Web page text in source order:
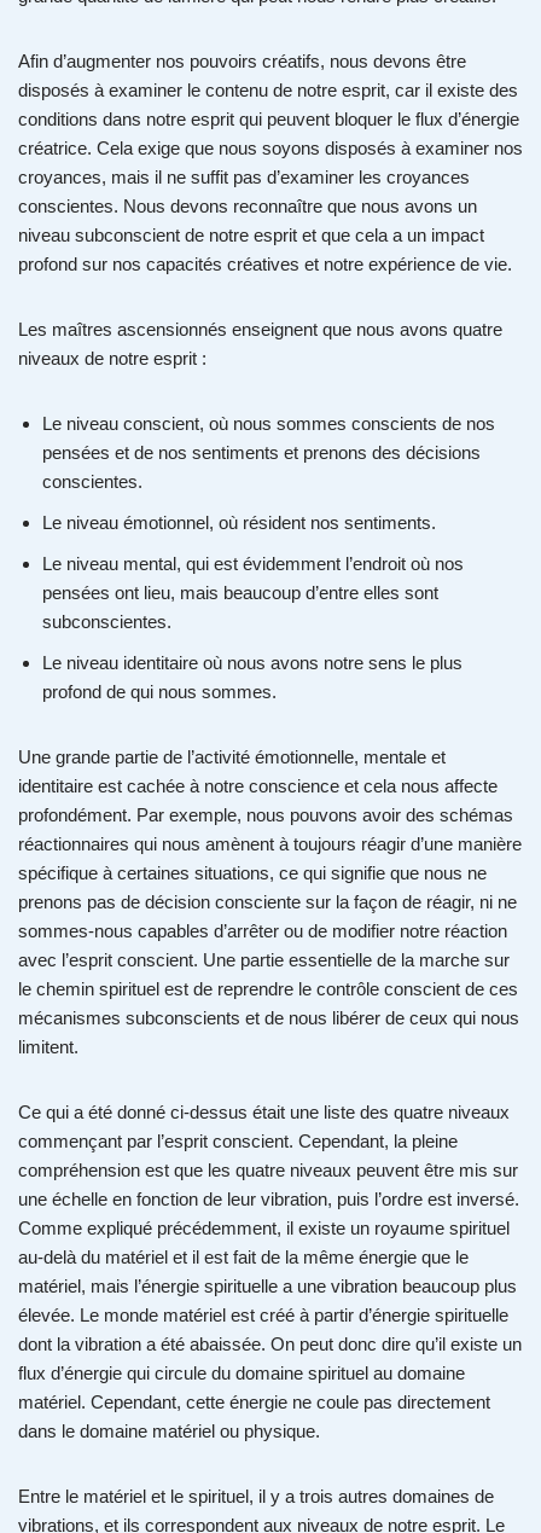
Afin d’augmenter nos pouvoirs créatifs, nous devons être
disposés à examiner le contenu de notre esprit, car il existe des
conditions dans notre esprit qui peuvent bloquer le flux d’énergie
créatrice. Cela exige que nous soyons disposés à examiner nos
croyances, mais il ne suffit pas d’examiner les croyances
conscientes. Nous devons reconnaître que nous avons un
niveau subconscient de notre esprit et que cela a un impact
profond sur nos capacités créatives et notre expérience de vie.
Les maîtres ascensionnés enseignent que nous avons quatre
niveaux de notre esprit :
Le niveau conscient, où nous sommes conscients de nos
pensées et de nos sentiments et prenons des décisions
conscientes.
Le niveau émotionnel, où résident nos sentiments.
Le niveau mental, qui est évidemment l’endroit où nos
pensées ont lieu, mais beaucoup d’entre elles sont
subconscientes.
Le niveau identitaire où nous avons notre sens le plus
profond de qui nous sommes.
Une grande partie de l’activité émotionnelle, mentale et
identitaire est cachée à notre conscience et cela nous affecte
profondément. Par exemple, nous pouvons avoir des schémas
réactionnaires qui nous amènent à toujours réagir d’une manière
spécifique à certaines situations, ce qui signifie que nous ne
prenons pas de décision consciente sur la façon de réagir, ni ne
sommes-nous capables d’arrêter ou de modifier notre réaction
avec l’esprit conscient. Une partie essentielle de la marche sur
le chemin spirituel est de reprendre le contrôle conscient de ces
mécanismes subconscients et de nous libérer de ceux qui nous
limitent.
Ce qui a été donné ci-dessus était une liste des quatre niveaux
commençant par l’esprit conscient. Cependant, la pleine
compréhension est que les quatre niveaux peuvent être mis sur
une échelle en fonction de leur vibration, puis l’ordre est inversé.
Comme expliqué précédemment, il existe un royaume spirituel
au-delà du matériel et il est fait de la même énergie que le
matériel, mais l’énergie spirituelle a une vibration beaucoup plus
élevée. Le monde matériel est créé à partir d’énergie spirituelle
dont la vibration a été abaissée. On peut donc dire qu’il existe un
flux d’énergie qui circule du domaine spirituel au domaine
matériel. Cependant, cette énergie ne coule pas directement
dans le domaine matériel ou physique.
Entre le matériel et le spirituel, il y a trois autres domaines de
vibrations, et ils correspondent aux niveaux de notre esprit. Le